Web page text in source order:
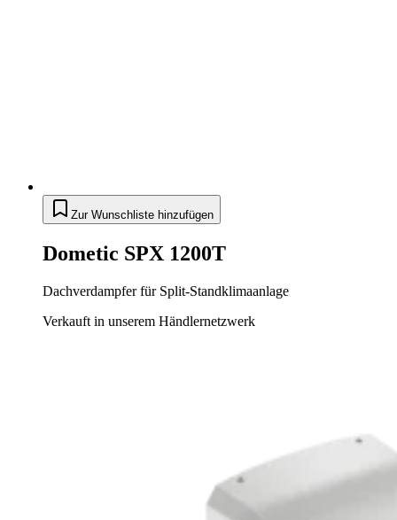
Zur Wunschliste hinzufügen
Dometic SPX 1200T
Dachverdampfer für Split-Standklimaanlage
Verkauft in unserem Händlernetzwerk